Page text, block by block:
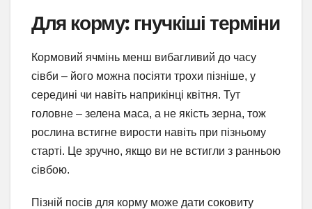
Для корму: гнучкіші терміни
Кормовий ячмінь менш вибагливий до часу
сівби – його можна посіяти трохи пізніше, у
середині чи навіть наприкінці квітня. Тут
головне – зелена маса, а не якість зерна, тож
рослина встигне вирости навіть при пізньому
старті. Це зручно, якщо ви не встигли з ранньою
сівбою.
Пізній посів для корму може дати соковиту